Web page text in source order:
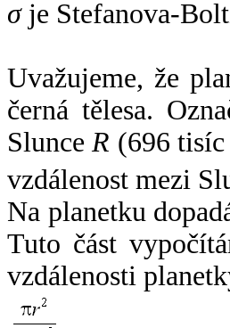
σje Stefanova-
Uvažujeme, že
černá tělesa.
SlunceR (696
vzdálenost mezi
Na planetku
Tuto část
vzdálenosti